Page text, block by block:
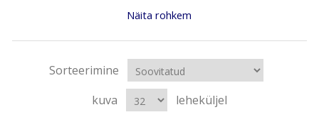
Näita rohkem
Sorteerimine
kuva
leheküljel